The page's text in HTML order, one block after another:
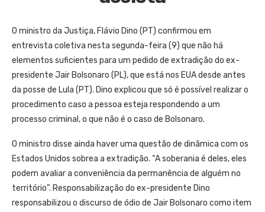
O ministro da Justiça, Flávio Dino (PT) confirmou em
entrevista coletiva nesta segunda-feira (9) que não há
elementos suficientes para um pedido de extradição do ex-
presidente Jair Bolsonaro (PL), que está nos EUA desde antes
da posse de Lula (PT). Dino explicou que só é possível realizar o
procedimento caso a pessoa esteja respondendo a um
processo criminal, o que não é o caso de Bolsonaro.
O ministro disse ainda haver uma questão de dinâmica com os
Estados Unidos sobrea a extradição. “A soberania é deles, eles
podem avaliar a conveniência da permanência de alguém no
território”. Responsabilização do ex-presidente Dino
responsabilizou o discurso de ódio de Jair Bolsonaro como item